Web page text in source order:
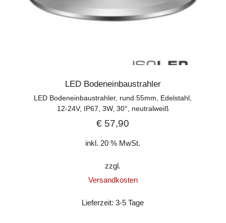
LED Bodeneinbaustrahler
LED Bodeneinbaustrahler, rund 55mm, Edelstahl,
12-24V, IP67, 3W, 30°, neutralweiß
€ 57,90
inkl. 20 % MwSt.
zzgl.
Versandkosten
Lieferzeit:3-5 Tage